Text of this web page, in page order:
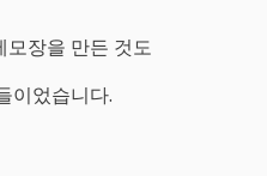
모장을 만든 것도
이었습니다.